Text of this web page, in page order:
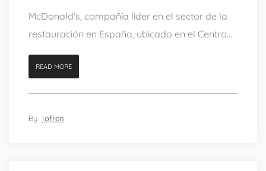
McDonald’s, compañía líder en el sector de la
restauración en España, ubicado en el Centro...
READ MORE
By jofren